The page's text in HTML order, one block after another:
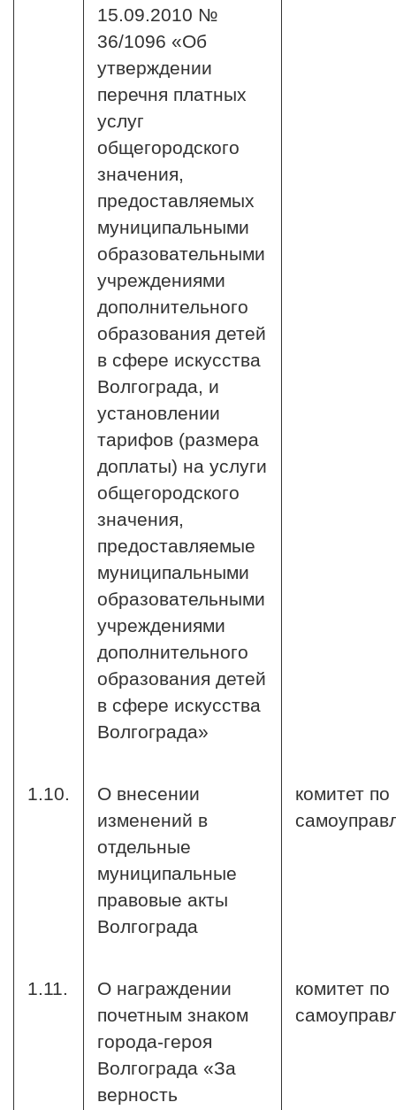
15.09.2010 №
36/1096 «Об
утверждении
перечня платных
услуг
общегородского
значения,
предоставляемых
муниципальными
образовательными
учреждениями
дополнительного
образования детей
в сфере искусства
Волгограда, и
установлении
тарифов (размера
доплаты) на услуги
общегородского
значения,
предоставляемые
муниципальными
образовательными
учреждениями
дополнительного
образования детей
в сфере искусства
Волгограда»
1.10.
О внесении
изменений в
отдельные
муниципальные
правовые акты
Волгограда
комитет
1.11.
О награждении
почетным знаком
города-героя
Волгограда «За
верность
комитет